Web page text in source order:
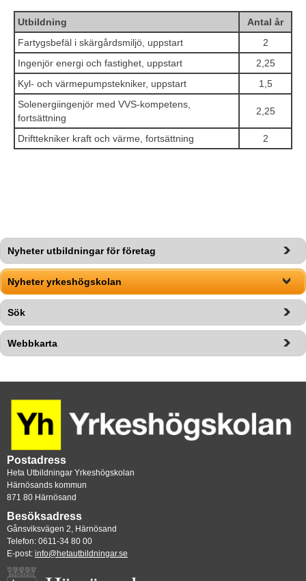
Utbildning
Antal år
Fartygsbefäl i skärgårdsmiljö, uppstart
2
Ingenjör energi och fastighet, uppstart
2,25
Kyl- och värmepumpstekniker, uppstart
1,5
Solenergiingenjör med VVS-kompetens,
fortsättning
2,25
Drifttekniker kraft och värme, fortsättning 2
Nyheter utbildningar för företag
Nyheter yrkeshögskolan
Sök
Webbkarta
Postadress
Heta Utbildningar Yrkeshögskolan
Härnösands kommun
871 80 Härnösand
Besöksadress
Gånsviksvägen 2, Härnösand
Telefon: 0611-34 80 00
E-post: info@hetautbildningar.se